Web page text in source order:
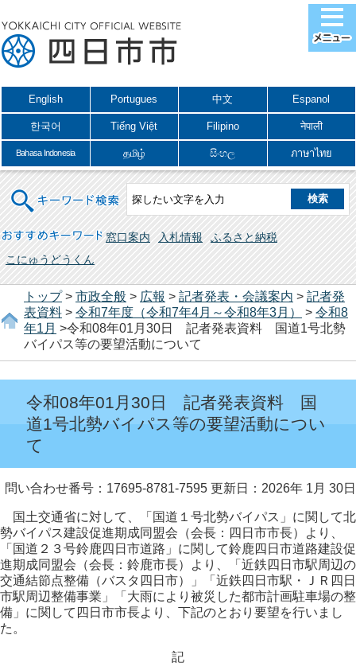
English Portugues 中文 Espanol
한국어 Tiếng Việt Filipino नेपाली
Bahasa Indonesia தமிழ் සිංහල ภาษาไทย
キーワード検索
おすすめキーワード 窓口案内 入札情報
ふるさと納税
こにゅうどうくん
トップ> 市政全般 > 広報 > 記者発表・会議案内 > 記者発
表資料 > 令和7年度（令和7年4月～令和8年3月） > 令和8
年1月 >令和08年01月30日 記者発表資料 国道1号北勢
バイパス等の要望活動について
令和08年01月30日 記者発表資料 国
道1号北勢バイパス等の要望活動につい
て
問い合わせ番号：17695-8781-7595 更新日：2026年 1月 30日
国土交通省に対して、「国道１号北勢バイパス」に関して北
勢バイパス建設促進期成同盟会（会長：四日市市長）より、
「国道２３号鈴鹿四日市道路」に関して鈴鹿四日市道路建設促
進期成同盟会（会長：鈴鹿市長）より、「近鉄四日市駅周辺の
交通結節点整備（バスタ四日市）」「近鉄四日市駅・ＪＲ四日
市駅周辺整備事業」「大雨により被災した都市計画駐車場の整
備」に関して四日市市長より、下記のとおり要望を行いまし
た。
記